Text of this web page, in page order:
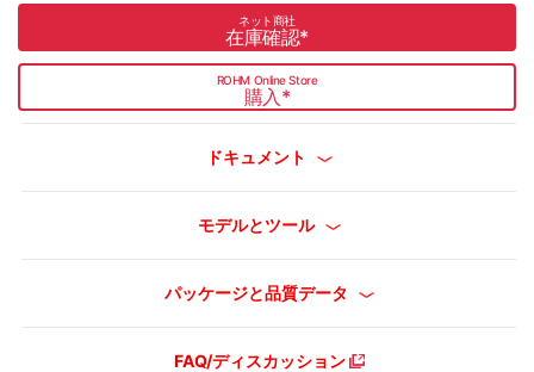
ネット商社
在庫確認*
ROHM Online Store
購入*
ドキュメント
モデルとツール
パッケージと品質データ
FAQ/ディスカッション